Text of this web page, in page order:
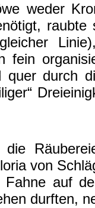
weder
raubte
fein
durch
von
Fahne auf
durften,